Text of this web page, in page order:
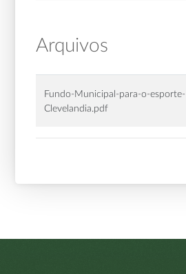
Arquivos
Fundo-Municipal-para-o-esporte-
Clevelandia.pdf